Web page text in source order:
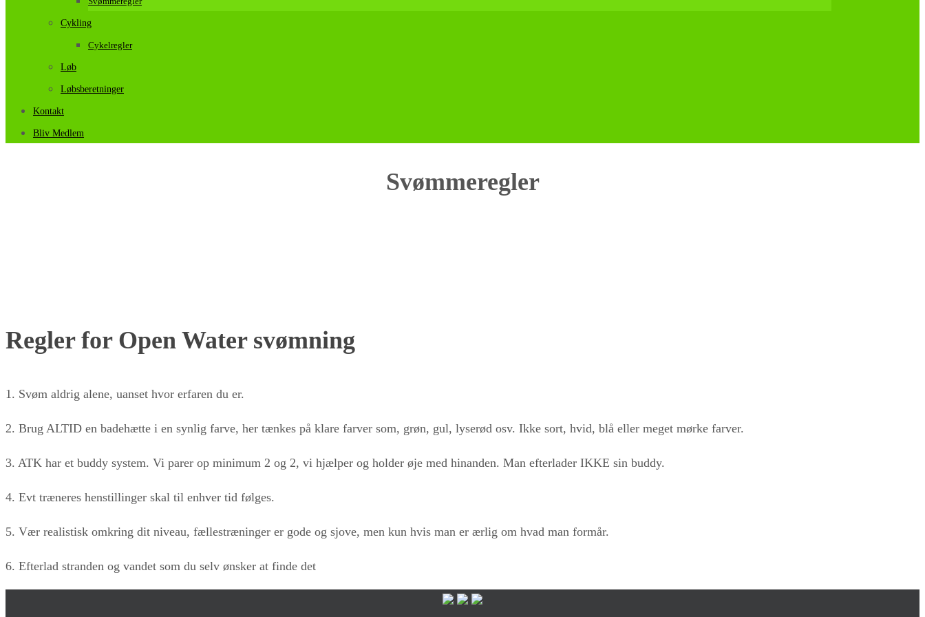
Cykling
Cykelregler
Løb
Løbsberetninger
Kontakt
Bliv Medlem
Svømmeregler
Regler for Open Water svømning
1. Svøm aldrig alene, uanset hvor erfaren du er.
2. Brug ALTID en badehætte i en synlig farve, her tænkes på klare farver som, grøn, gul, lyserød osv. Ikke sort, hvid, blå eller meget mørke farver.
3. ATK har et buddy system. Vi parer op minimum 2 og 2, vi hjælper og holder øje med hinanden. Man efterlader IKKE sin buddy.
4. Evt træneres henstillinger skal til enhver tid følges.
5. Vær realistisk omkring dit niveau, fællestræninger er gode og sjove, men kun hvis man er ærlig om hvad man formår.
6. Efterlad stranden og vandet som du selv ønsker at finde det